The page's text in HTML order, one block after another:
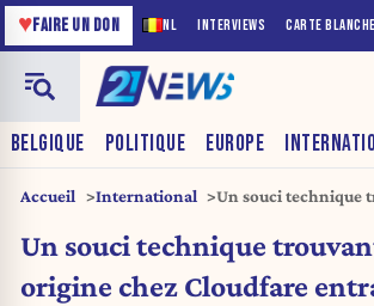
NL INTERVIEWS CARTE BLANCHE
♥FAIRE UN DON
BELGIQUE POLITIQUE EUROPE
Accueil International
Un souci technique
paralysie d’une
du globe
Un souci technique
origine chez Cloudfare